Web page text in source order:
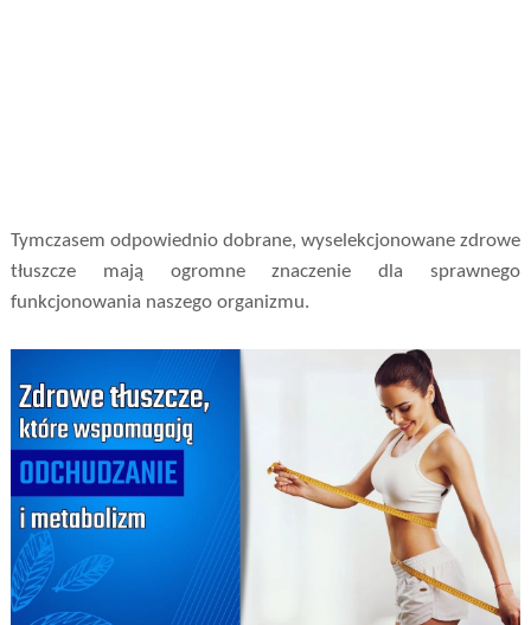
Tymczasem odpowiednio dobrane, wyselekcjonowane zdrowe
tłuszcze mają ogromne znaczenie dla sprawnego
funkcjonowania naszego organizmu.